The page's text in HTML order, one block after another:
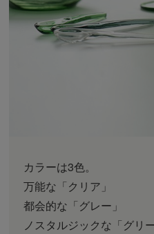
カラーは3色。
万能な「クリア」
都会的な「グレー」
ノスタルジックな「グリ